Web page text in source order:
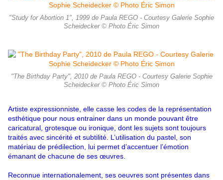
"Study for Abortion 1", 1999 de Paula REGO - Courtesy Galerie Sophie
Scheidecker © Photo Éric Simon
"The Birthday Party", 2010 de Paula REGO - Courtesy Galerie Sophie
Scheidecker © Photo Éric Simon
Artiste expressionniste, elle casse les codes de la représentation
esthétique pour nous entrainer dans un monde pouvant être
caricatural, grotesque ou ironique, dont les sujets sont toujours
traités avec sincérité et subtilité. L’utilisation du pastel, son
matériau de prédilection, lui permet d’accentuer l’émotion
émanant de chacune de ses œuvres.
Reconnue internationalement, ses oeuvres sont présentes dans